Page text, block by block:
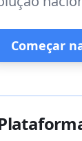
Começar